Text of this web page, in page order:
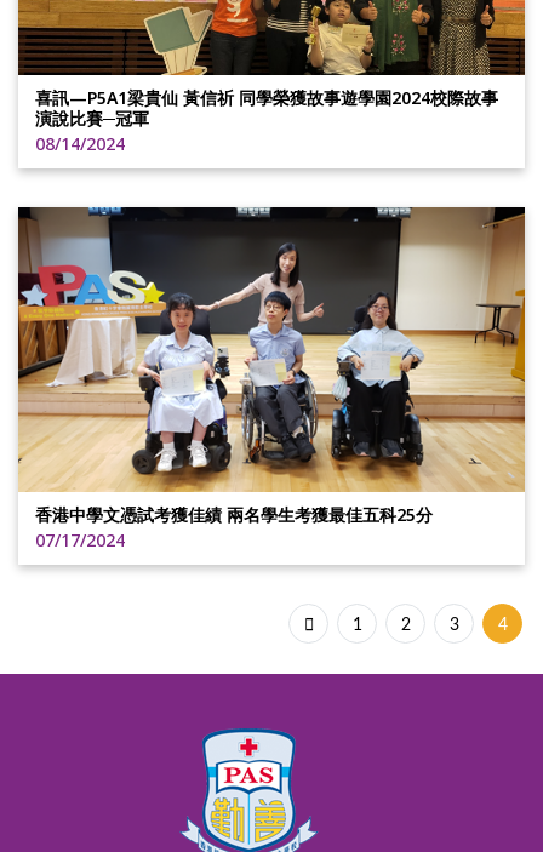
喜訊—P5A1梁貴仙 黃信祈 同學榮獲故事遊學園2024校際故事
演說比賽─冠軍
08/14/2024
香港中學文憑試考獲佳績 兩名學生考獲最佳五科25分
07/17/2024
1 2 3 4